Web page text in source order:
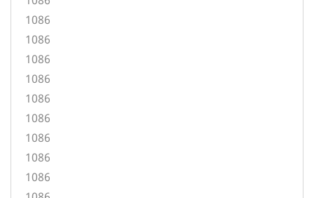
1086
1086
1086
1086
1086
1086
1086
1086
1086